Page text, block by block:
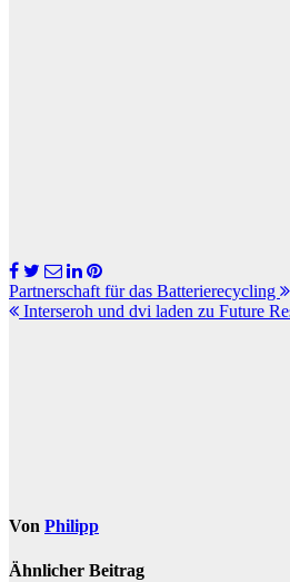
Beitragsnavigation
Partnerschaft für das Batterierecycling
Interseroh und dvi laden zu Future
Von Philipp
Ähnlicher Beitrag